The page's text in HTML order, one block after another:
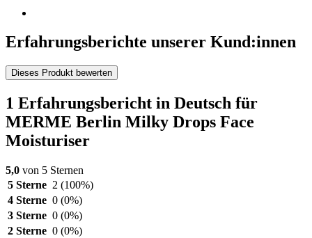
Erfahrungsberichte unserer Kund:innen
Dieses Produkt bewerten
1 Erfahrungsbericht in Deutsch für
MERME Berlin Milky Drops Face
Moisturiser
5,0 von 5 Sternen
5 Sterne 2 (100%)
4 Sterne 0 (0%)
3 Sterne 0 (0%)
2 Sterne 0 (0%)